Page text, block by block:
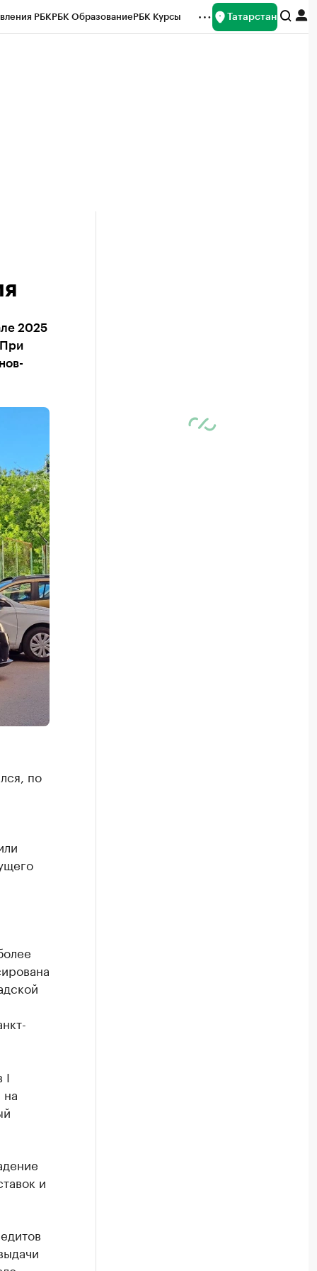
РБКРБК ОбразованиеРБК Курсы Татарстан
2025
по
I
на
и